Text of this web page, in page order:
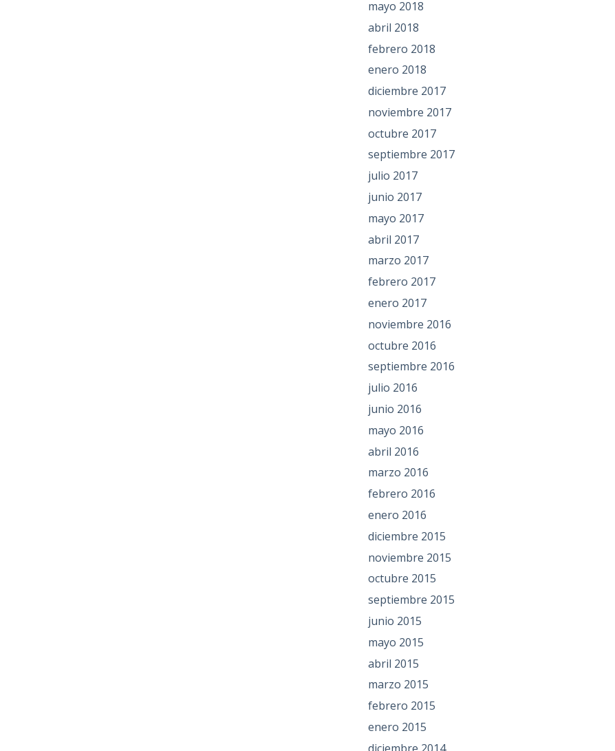
mayo 2018
abril 2018
febrero 2018
enero 2018
diciembre 2017
noviembre 2017
octubre 2017
septiembre 2017
julio 2017
junio 2017
mayo 2017
abril 2017
marzo 2017
febrero 2017
enero 2017
noviembre 2016
octubre 2016
septiembre 2016
julio 2016
junio 2016
mayo 2016
abril 2016
marzo 2016
febrero 2016
enero 2016
diciembre 2015
noviembre 2015
octubre 2015
septiembre 2015
junio 2015
mayo 2015
abril 2015
marzo 2015
febrero 2015
enero 2015